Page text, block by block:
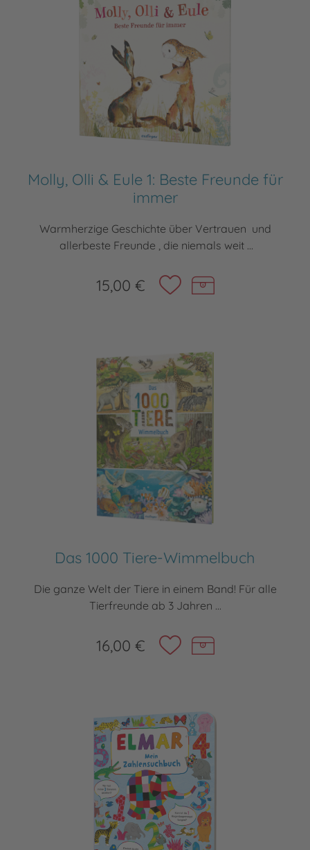
Molly, Olli & Eule 1: Beste Freunde für
immer
Warmherzige Geschichte über Vertrauen und
allerbeste Freunde , die niemals weit ...
15,00 €
Das 1000 Tiere-Wimmelbuch
Die ganze Welt der Tiere in einem Band! Für alle
Tierfreunde ab 3 Jahren ...
16,00 €